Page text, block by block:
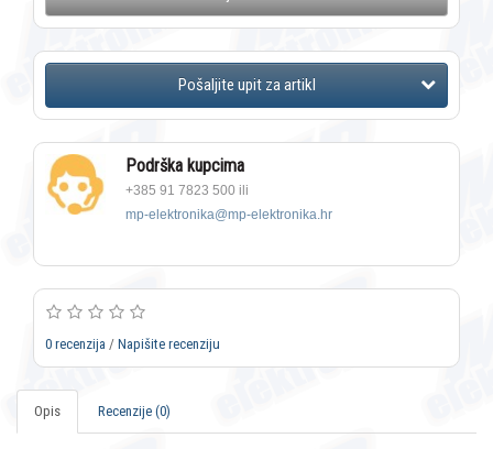
Podrška kupcima
+385 91 7823 500 ili
mp-elektronika@mp-elektronika.hr
0 recenzija / Napišite recenziju
Opis Recenzije (0)